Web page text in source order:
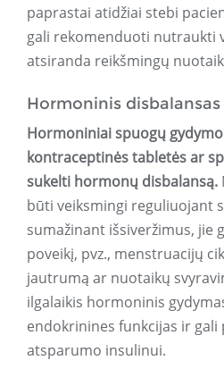
paprastai atidžiai stebi
gali rekomenduoti nutraukti
atsiranda reikšmingų
Hormoninis disbalansas
Hormoniniai spuogų
kontraceptinės tabletės ar
sukelti hormonų disbalansą.
būti veiksmingi reguliuojant
sumažinant išsiveržimus, jie
poveikį, pvz., menstruacijų
jautrumą ar nuotaikų
ilgalaikis hormoninis
endokrinines funkcijas ir
atsparumo insulinui.